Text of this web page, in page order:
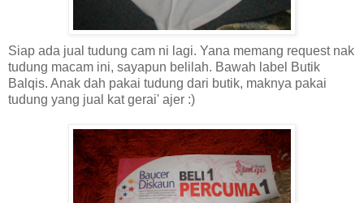
Siap ada jual tudung cam ni lagi. Yana memang request nak
tudung macam ini, sayapun belilah. Bawah label Butik
Balqis. Anak dah pakai tudung dari butik, maknya pakai
tudung yang jual kat gerai' ajer :)